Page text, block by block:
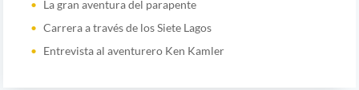
La gran aventura del parapente
Carrera a través de los Siete Lagos
Entrevista al aventurero Ken Kamler